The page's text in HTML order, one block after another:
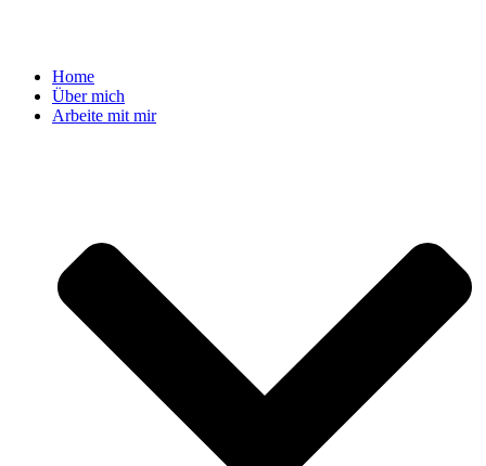
Home
Über mich
Arbeite mit mir